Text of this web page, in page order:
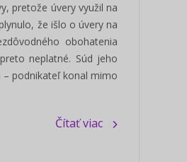
pretože úvery využil na
že išlo o úvery na
obohatenia
neplatné. Súd jeho
podnikateľ konal mimo
Čítať viac